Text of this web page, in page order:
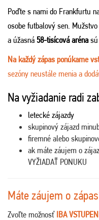
Poďte s nami do Frankfurtu
osobe futbalový sen.
a úžasná 58-tisícová aréna
Na každý zápas ponúkame
sezóny neustále menia a
Na vyžiadanie radi
letecké zájazdy
skupinový zájazd
firemné alebo
ak máte záujem o
VYŽIADAŤ PONUKU
Máte záujem o
Zvoľte možnosť IBA